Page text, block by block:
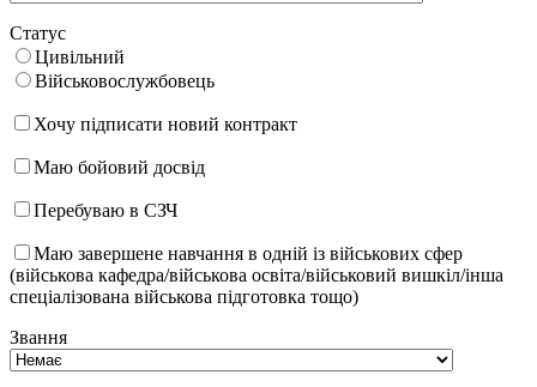
Статус
Цивільний
Військовослужбовець
Хочу підписати новий контракт
Маю бойовий досвід
Перебуваю в СЗЧ
Маю завершене навчання в одній із військових сфер
(військова кафедра/військова освіта/військовий вишкіл/інша
спеціалізована військова підготовка тощо)
Звання